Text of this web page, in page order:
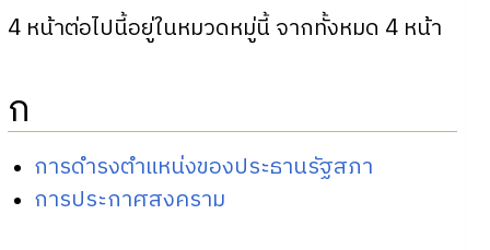
4 หน้าต่อไปนี้อยู่ในหมวดหมู่นี้ จากทั้งหมด 4 หน้า
ก
การดำรงตำแหน่งของประธานรัฐสภา
การประกาศสงคราม